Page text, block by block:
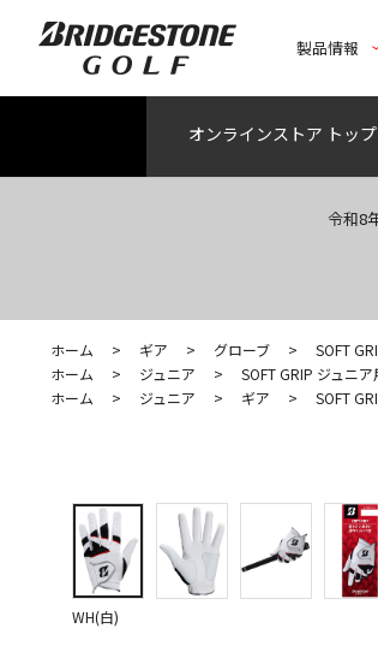
製品情報
オンラインストア トップ
令和8
ホーム > ギア > グローブ >
SOFT
ホーム
> ジュニア >
SOFT GRIP ジュニア
ホーム
> ジュニア > ギア > SOFT
WH(白)